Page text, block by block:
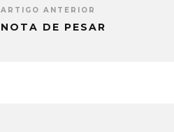
ARTIGO ANTERIOR
NOTA DE PESAR